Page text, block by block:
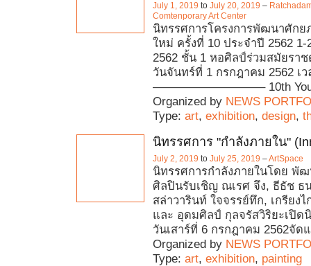
July 1, 2019 to July 20, 2019 –
Comtenporary Art Center
นิทรรศการโครงการพัฒนาศัก
ใหม่ ครั้งที่ 10 ประจำปี 2562
2562 ชั้น 1 หอศิลป์ร่วมสมัยราช
วันจันทร์ที่ 1 กรกฎาคม 2562 เว
—————————– 10th
Organized by NEWS
Type: art, exhibition, design,
นิทรรศการ "กำลังภายใน"
July 2, 2019 to July 25, 2019 –ArtSpace
นิทรรศการกำลังภายในโดย พั
ศิลปินรับเชิญ ณเรศ จึง, ธีธัช ธ
สล่าวารินท์ ใจจรรย์ทึก, เกรียงไ
และ อุดมศิลป์ กุลจรัสวิริยะเปิด
วันเสาร์ที่ 6 กรกฎาคม 2562จัด
Organized by NEWS
Type: art, exhibition, painting